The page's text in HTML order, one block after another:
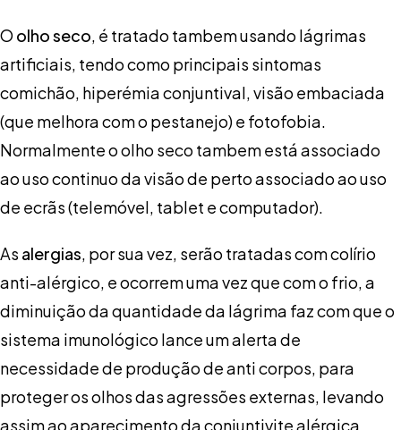
O olho seco, é tratado tambem usando lágrimas
artificiais, tendo como principais sintomas
comichão, hiperémia conjuntival, visão embaciada
(que melhora com o pestanejo) e fotofobia.
Normalmente o olho seco tambem está associado
ao uso continuo da visão de perto associado ao uso
de ecrãs (telemóvel, tablet e computador).
As alergias, por sua vez, serão tratadas com colírio
anti-alérgico, e ocorrem uma vez que com o frio, a
diminuição da quantidade da lágrima faz com que o
sistema imunológico lance um alerta de
necessidade de produção de anti corpos, para
proteger os olhos das agressões externas, levando
assim ao aparecimento da conjuntivite alérgica.